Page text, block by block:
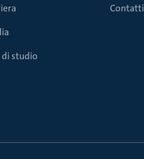
di studio
Contatti